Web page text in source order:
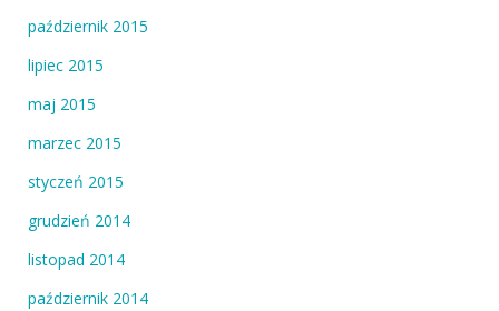
październik 2015
lipiec 2015
maj 2015
marzec 2015
styczeń 2015
grudzień 2014
listopad 2014
październik 2014